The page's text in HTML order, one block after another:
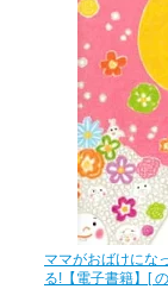
ママがおばけにな
る!【電子書籍】[